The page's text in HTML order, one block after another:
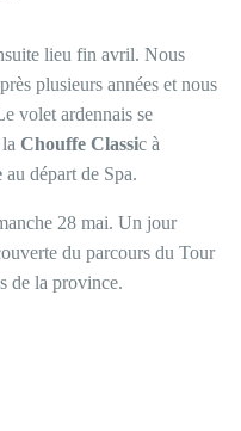
lieu fin avril. Nous
plusieurs années et nous
volet ardennais se
Chouffe Classic à
au départ de Spa.
28 mai. Un jour
du parcours du Tour
de la province.